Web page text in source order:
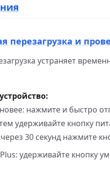
перезагрузка и
устраняет
нажмите и быстро
удерживайте кнопку
30 секунд нажмите
удерживайте кнопку